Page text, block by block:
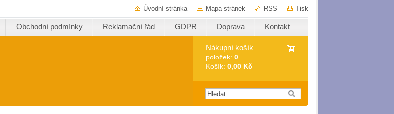
Úvodní stránka Mapa stránek RSS Tisk
Obchodní podmínky Reklamační řád GDPR Doprava Kontakt
Nákupní košík
položek: 0
Košík: 0,00 Kč